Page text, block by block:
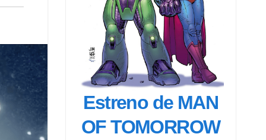
Estreno de MAN
OF TOMORROW